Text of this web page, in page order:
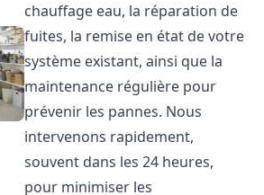
chauffage eau, la réparation de
fuites, la remise en état de votre
système existant, ainsi que la
maintenance régulière pour
prévenir les pannes. Nous
intervenons rapidement,
souvent dans les 24 heures,
pour minimiser les